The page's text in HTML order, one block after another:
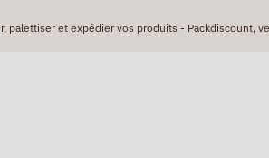
et expédier vos produits - Packdiscount,